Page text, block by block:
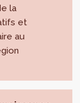
la
et
au